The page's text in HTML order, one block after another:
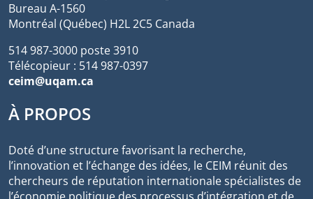
Bureau A-1560
Montréal (Québec) H2L 2C5 Canada
514 987-3000 poste 3910
Télécopieur : 514 987-0397
ceim@uqam.ca
À PROPOS
Doté d’une structure favorisant la recherche,
l’innovation et l’échange des idées, le CEIM réunit des
chercheurs de réputation internationale spécialistes de